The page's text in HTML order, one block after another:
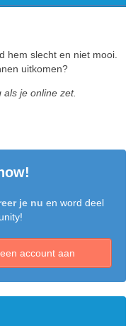
hem slecht en niet mooi.
uitkomen?
je online zet.
je nu en word deel
account aan